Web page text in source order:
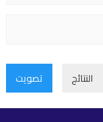
النتائج تصويت